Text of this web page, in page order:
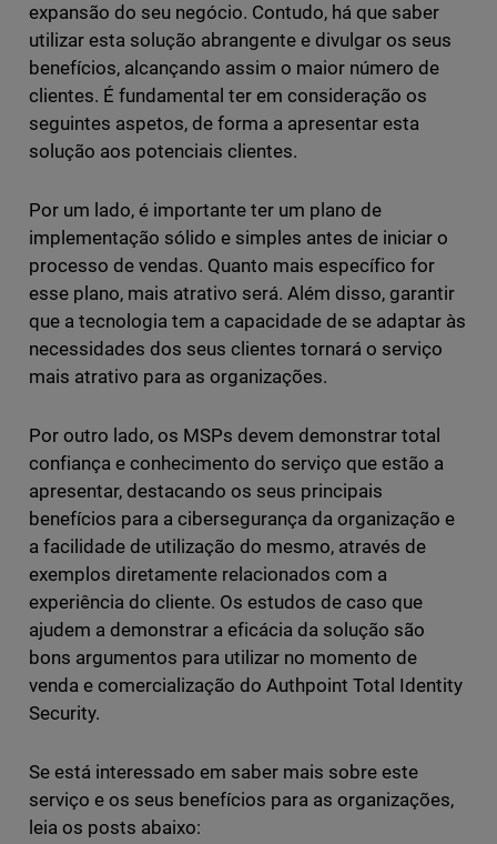
expansão do seu negócio. Contudo, há que saber
utilizar esta solução abrangente e divulgar os seus
benefícios, alcançando assim o maior número de
clientes. É fundamental ter em consideração os
seguintes aspetos, de forma a apresentar esta
solução aos potenciais clientes.
Por um lado, é importante ter um plano de
implementação sólido e simples antes de iniciar o
processo de vendas. Quanto mais específico for
esse plano, mais atrativo será. Além disso, garantir
que a tecnologia tem a capacidade de se adaptar às
necessidades dos seus clientes tornará o serviço
mais atrativo para as organizações.
Por outro lado, os MSPs devem demonstrar total
confiança e conhecimento do serviço que estão a
apresentar, destacando os seus principais
benefícios para a cibersegurança da organização e
a facilidade de utilização do mesmo, através de
exemplos diretamente relacionados com a
experiência do cliente. Os estudos de caso que
ajudem a demonstrar a eficácia da solução são
bons argumentos para utilizar no momento de
venda e comercialização do Authpoint Total Identity
Security.
Se está interessado em saber mais sobre este
serviço e os seus benefícios para as organizações,
leia os posts abaixo: